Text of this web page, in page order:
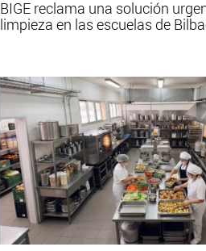
BIGE reclama una solución
limpieza en las escuelas de